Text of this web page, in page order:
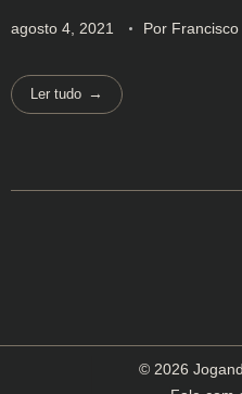
agosto 4, 2021 Por
Ler tudo
© 2026